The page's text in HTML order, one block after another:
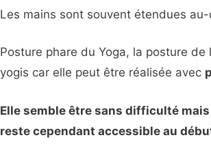
Les mains sont souvent étendues
Posture phare du Yoga, la posture de
yogis car elle peut être réalisée avec
Elle semble être sans difficulté
reste cependant accessible au